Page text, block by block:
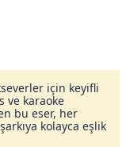
için keyifli
ve karaoke
bu eser, her
kolayca eşlik